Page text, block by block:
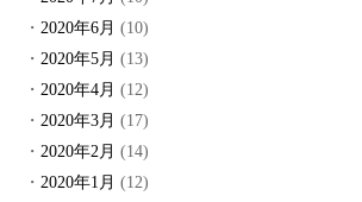
2020年6月 (10)
2020年5月 (13)
2020年4月 (12)
2020年3月 (17)
2020年2月 (14)
2020年1月 (12)